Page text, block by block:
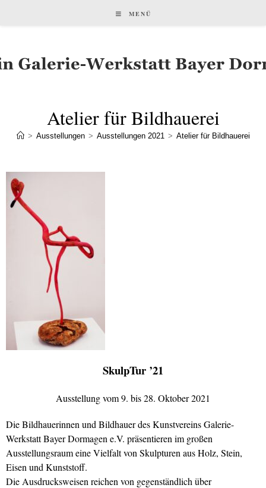
MENÜ
Atelier für Bildhauerei
> Ausstellungen > Ausstellungen 2021 > Atelier für Bildhauerei
SkulpTur ’21
Ausstellung vom 9. bis 28. Oktober 2021
Die Bildhauerinnen und Bildhauer des Kunstvereins Galerie-
Werkstatt Bayer Dormagen e.V. präsentieren im großen
Ausstellungsraum eine Vielfalt von Skulpturen aus Holz, Stein,
Eisen und Kunststoff.
Die Ausdrucksweisen reichen von gegenständlich über